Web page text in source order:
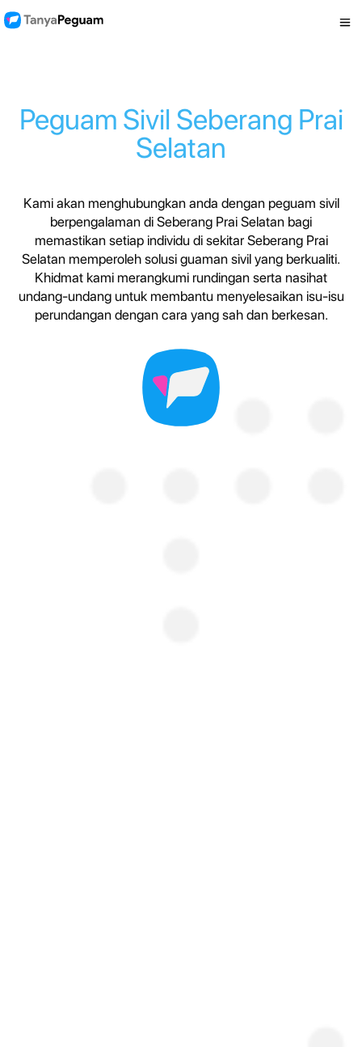
Peguam Sivil Seberang Prai
Selatan
Kami akan menghubungkan anda dengan peguam sivil
berpengalaman di Seberang Prai Selatan bagi
memastikan setiap individu di sekitar Seberang Prai
Selatan memperoleh solusi guaman sivil yang berkualiti.
Khidmat kami merangkumi rundingan serta nasihat
undang-undang untuk membantu menyelesaikan isu-isu
perundangan dengan cara yang sah dan berkesan.